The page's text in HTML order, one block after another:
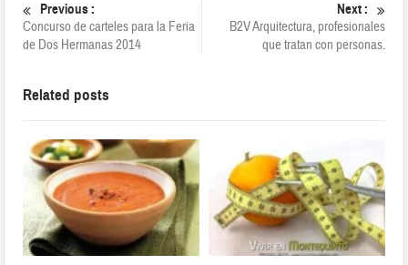
Previous :
Concurso de carteles para la Feria
de Dos Hermanas 2014
Next :
B2V Arquitectura, profesionales
que tratan con personas.
Related posts